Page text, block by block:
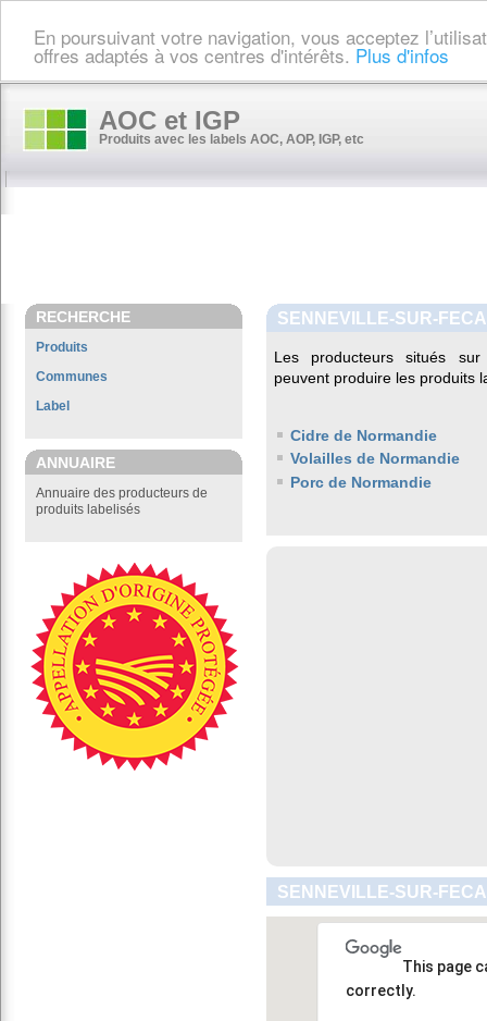
En poursuivant votre navigation, vous acceptez
offres adaptés à vos centres d'intérêts. Plus d'infos
AOC et IGP
Produits avec les labels AOC, AOP, IGP, etc
RECHERCHE
Produits
Communes
Label
ANNUAIRE
Annuaire des producteurs de
produits labelisés
SENNEVILLE-SUR-
Les producteurs situés
peuvent produire les produits
Cidre de Normandie
Volailles de Normandie
Porc de Normandie
SENNEVILLE-SUR-
This page
correctly.